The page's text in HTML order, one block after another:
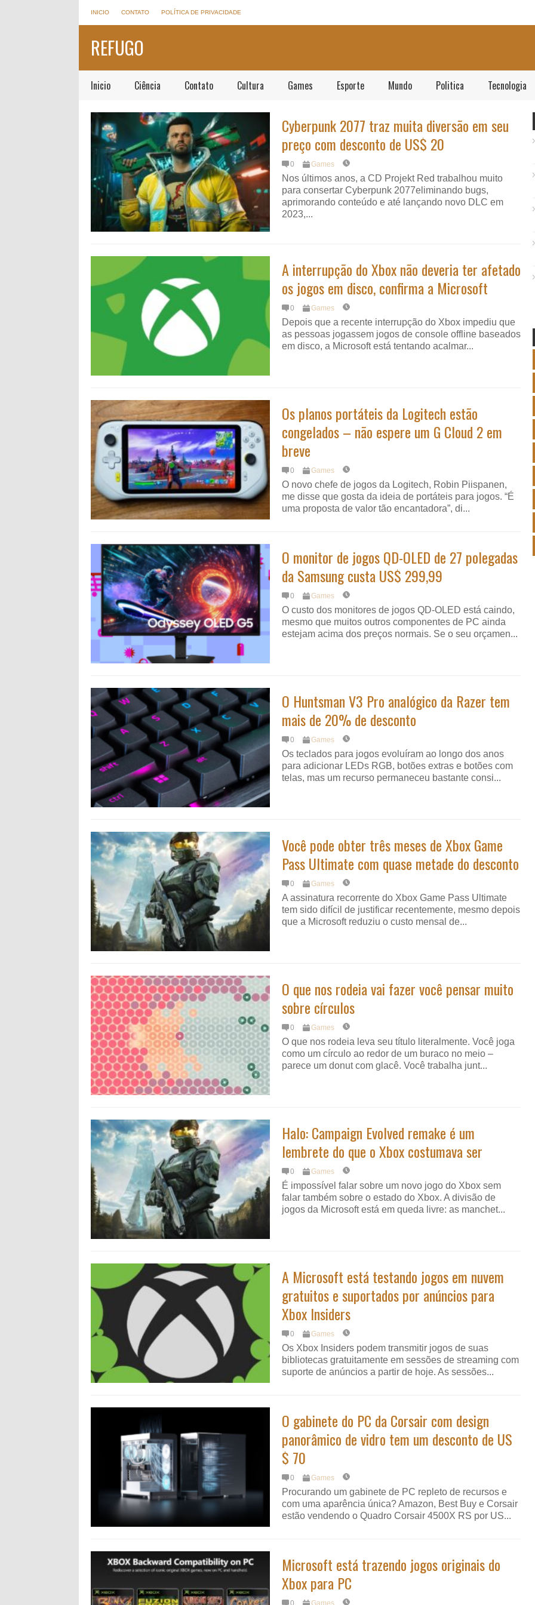
INICIO CONTATO POLÍTICA DE PRIVACIDADE
REFUGO
Inicio Ciência Contato Cultura Games Esporte Mundo Politica Tecnologia
Cyberpunk 2077 traz muita diversão em seu
preço com desconto de US$ 20
0 Games
Nos últimos anos, a CD Projekt Red trabalhou muito
para consertar Cyberpunk 2077eliminando bugs,
aprimorando conteúdo e até lançando novo DLC em
2023,...
A interrupção do Xbox não deveria ter afetado
os jogos em disco, confirma a Microsoft
0 Games
Depois que a recente interrupção do Xbox impediu que
as pessoas jogassem jogos de console offline baseados
em disco, a Microsoft está tentando acalmar...
Os planos portáteis da Logitech estão
congelados – não espere um G Cloud 2 em
breve
0 Games
O novo chefe de jogos da Logitech, Robin Piispanen,
me disse que gosta da ideia de portáteis para jogos. “É
uma proposta de valor tão encantadora”, di...
O monitor de jogos QD-OLED de 27 polegadas
da Samsung custa US$ 299,99
0 Games
O custo dos monitores de jogos QD-OLED está caindo,
mesmo que muitos outros componentes de PC ainda
estejam acima dos preços normais. Se o seu orçamen...
O Huntsman V3 Pro analógico da Razer tem
mais de 20% de desconto
0 Games
Os teclados para jogos evoluíram ao longo dos anos
para adicionar LEDs RGB, botões extras e botões com
telas, mas um recurso permaneceu bastante consi...
Você pode obter três meses de Xbox Game
Pass Ultimate com quase metade do desconto
0 Games
A assinatura recorrente do Xbox Game Pass Ultimate
tem sido difícil de justificar recentemente, mesmo depois
que a Microsoft reduziu o custo mensal de...
O que nos rodeia vai fazer você pensar muito
sobre círculos
0 Games
O que nos rodeia leva seu título literalmente. Você joga
como um círculo ao redor de um buraco no meio –
parece um donut com glacê. Você trabalha junt...
Halo: Campaign Evolved remake é um
lembrete do que o Xbox costumava ser
0 Games
É impossível falar sobre um novo jogo do Xbox sem
falar também sobre o estado do Xbox. A divisão de
jogos da Microsoft está em queda livre: as manchet...
A Microsoft está testando jogos em nuvem
gratuitos e suportados por anúncios para
Xbox Insiders
0 Games
Os Xbox Insiders podem transmitir jogos de suas
bibliotecas gratuitamente em sessões de streaming com
suporte de anúncios a partir de hoje. As sessões...
O gabinete do PC da Corsair com design
panorâmico de vidro tem um desconto de US
$ 70
0 Games
Procurando um gabinete de PC repleto de recursos e
com uma aparência única? Amazon, Best Buy e Corsair
estão vendendo o Quadro Corsair 4500X RS por US...
Microsoft está trazendo jogos originais do
Xbox para PC
0 Games